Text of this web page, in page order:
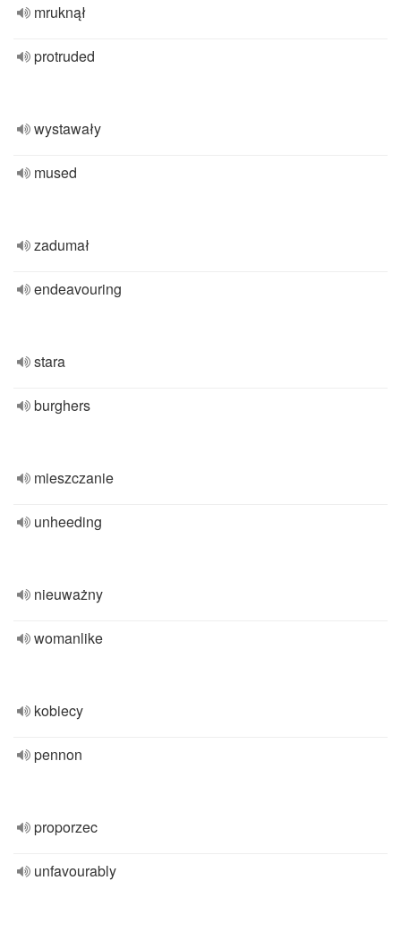
mruknął
protruded
wystawały
mused
zadumał
endeavouring
stara
burghers
mieszczanie
unheeding
nieuważny
womanlike
kobiecy
pennon
proporzec
unfavourably